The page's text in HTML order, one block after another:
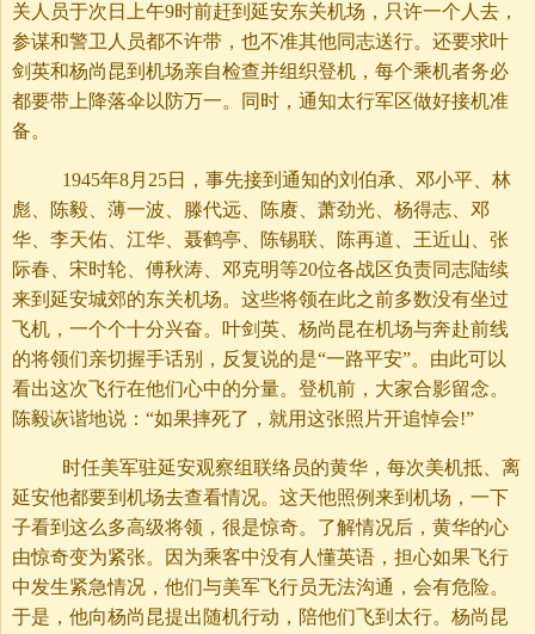
关人员于次日上午9时前赶到延安东关机场，只许一个人去，
参谋和警卫人员都不许带，也不准其他同志送行。还要求叶
剑英和杨尚昆到机场亲自检查并组织登机，每个乘机者务必
都要带上降落伞以防万一。同时，通知太行军区做好接机准
备。
1945年8月25日，事先接到通知的刘伯承、邓小平、林
彪、陈毅、薄一波、滕代远、陈赓、萧劲光、杨得志、邓
华、李天佑、江华、聂鹤亭、陈锡联、陈再道、王近山、张
际春、宋时轮、傅秋涛、邓克明等20位各战区负责同志陆续
来到延安城郊的东关机场。这些将领在此之前多数没有坐过
飞机，一个个十分兴奋。叶剑英、杨尚昆在机场与奔赴前线
的将领们亲切握手话别，反复说的是“一路平安”。由此可以
看出这次飞行在他们心中的分量。登机前，大家合影留念。
陈毅诙谐地说：“如果摔死了，就用这张照片开追悼会!”
时任美军驻延安观察组联络员的黄华，每次美机抵、离
延安他都要到机场去查看情况。这天他照例来到机场，一下
子看到这么多高级将领，很是惊奇。了解情况后，黄华的心
由惊奇变为紧张。因为乘客中没有人懂英语，担心如果飞行
中发生紧急情况，他们与美军飞行员无法沟通，会有危险。
于是，他向杨尚昆提出随机行动，陪他们飞到太行。杨尚昆